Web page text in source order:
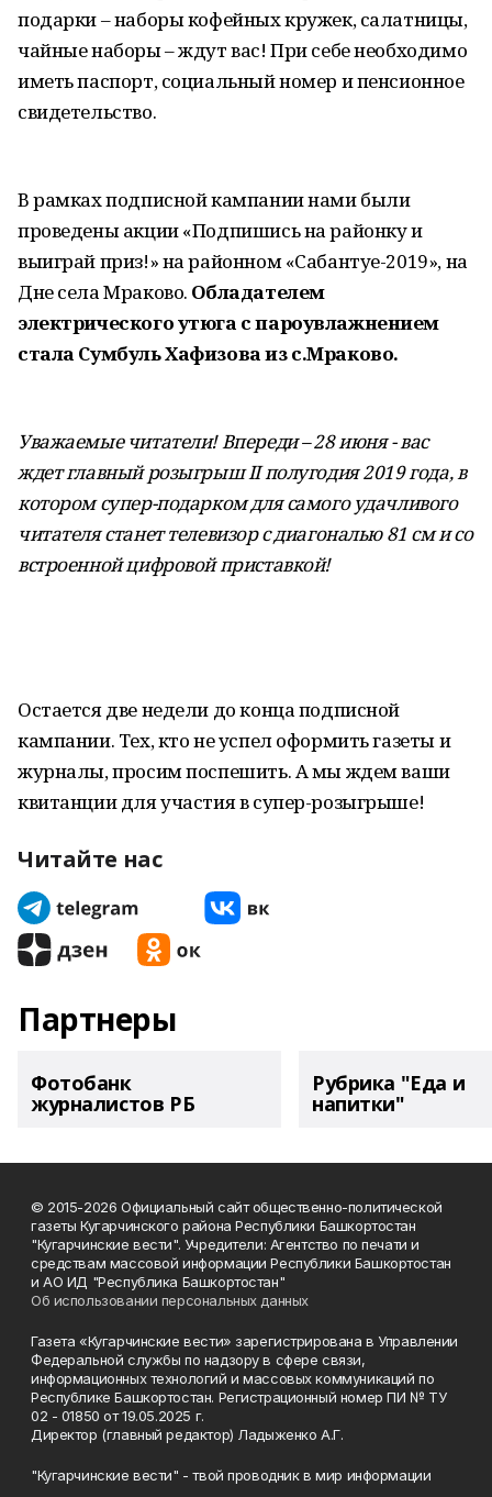
подарки – наборы кофейных кружек, салатницы,
чайные наборы – ждут вас! При себе необходимо
иметь паспорт, социальный номер и пенсионное
свидетельство.
В рамках подписной кампании нами были
проведены акции «Подпишись на районку и
выиграй приз!» на районном «Сабантуе-2019», на
Дне села Мраково. Обладателем
электрического утюга с пароувлажнением
стала Сумбуль Хафизова из с.Мраково.
Уважаемые читатели! Впереди – 28 июня - вас
ждет главный розыгрыш II полугодия 2019 года, в
котором супер-подарком для самого удачливого
читателя станет телевизор с диагональю 81 см и со
встроенной цифровой приставкой!
Остается две недели до конца подписной
кампании. Тех, кто не успел оформить газеты и
журналы, просим поспешить. А мы ждем ваши
квитанции для участия в супер-розыгрыше!
Читайте нас
Партнеры
Фотобанк
журналистов РБ
Рубрика "Еда и
напитки"
© 2015-2026 Официальный сайт общественно-политической
газеты Кугарчинского района Республики Башкортостан
"Кугарчинские вести". Учредители: Агентство по печати и
средствам массовой информации Республики Башкортостан
и АО ИД "Республика Башкортостан"
Об использовании персональных данных
Газета «Кугарчинские вести» зарегистрирована в Управлении
Федеральной службы по надзору в сфере связи,
информационных технологий и массовых коммуникаций по
Республике Башкортостан. Регистрационный номер ПИ № ТУ
02 - 01850 от 19.05.2025 г.
Директор (главный редактор) Ладыженко А.Г.
"Кугарчинские вести" - твой проводник в мир информации